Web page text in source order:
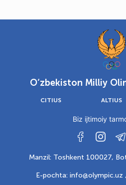
O‘zbekiston Milliy
CITIUS ALTIUS
Biz ijtimoiy
Manzil: Toshkent 100027,
E-pochta: info@olympic.uz ,